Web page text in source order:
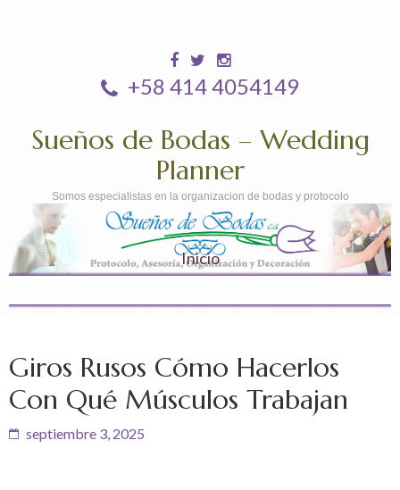
+58 414 4054149
Sueños de Bodas – Wedding
Planner
Somos especialistas en la organizacion de bodas y protocolo
Inicio
Giros Rusos Cómo Hacerlos
Con Qué Músculos Trabajan
septiembre 3, 2025